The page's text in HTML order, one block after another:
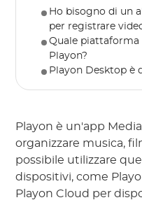
Ho bisogno di un
per registrare
Quale
Playon?
Playon Desktop è
Playon è un'app
organizzare musica,
possibile utilizzare
dispositivi, come
Playon Cloud per